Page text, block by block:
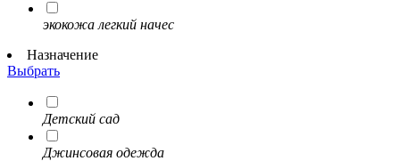
экокожа легкий начес
Назначение
Выбрать
Детский сад
Джинсовая одежда